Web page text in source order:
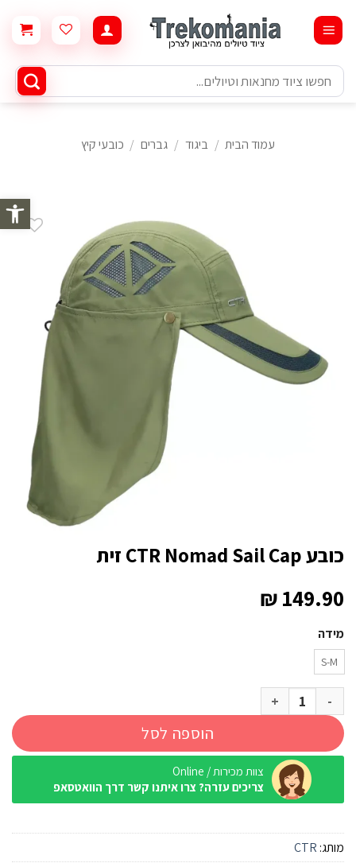
פתח
content
חיפוש
עבור:
עמוד הבית / ביגוד / גברים / כובעי קיץ
כובע CTR Nomad Sail Cap זית
₪149.90
מידה
S-M
כמות של כובע CTR Nomad Sail Cap זית
הוספה לסל
צוות מכירות / Online
צריכים עזרה? צרו איתנו קשר דרך הוואטסאפ
מותג: CTR